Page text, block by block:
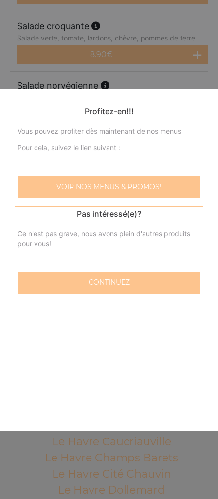
Salade croquante
Salade verte, tomate, lardons, chèvre, pommes de terre
8.90€
Salade norvégienne
8.90€
57 rue Verdun
76600 LE HAVRE
Le Havre Caucriauville
Le Havre Champs Barets
Le Havre Cité Chauvin
Le Havre Dollemard
Profitez-en!!!
Vous pouvez profiter dès maintenant de nos menus!
Pour cela, suivez le lien suivant :
VOIR NOS MENUS & PROMOS!
Pas intéressé(e)?
Ce n'est pas grave, nous avons plein d'autres produits
pour vous!
CONTINUEZ